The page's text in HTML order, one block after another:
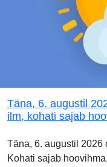
Täna, 6. augustil
ilm, kohati sajab
Täna, 6. augustil 2026
Kohati sajab